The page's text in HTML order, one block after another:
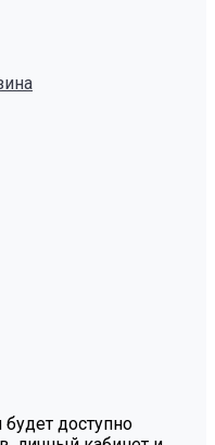
доступно